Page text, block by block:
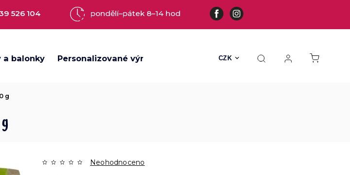
526 104 pondělí–pátek 8–14 hod
CZK
a balonky Personalizované výrobky Všechny hračky Hračky s kožešinou
g
Neohodnoceno